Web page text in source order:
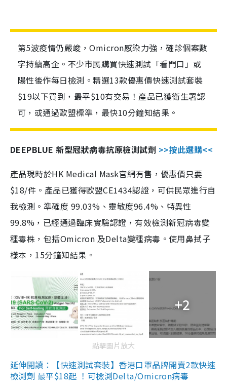
第5波疫情仍嚴峻，Omicron感染力強，確診個案數
字持續高企。不少市民購買快速測試「看門口」或
陽性後作每日檢測。精選13款優惠價快速測試套裝
$19以下買到，最平$10有交易！產品已獲衛生署認
可，或通過歐盟標準，最快10分鐘知結果。
DEEPBLUE 新型冠狀病毒抗原檢測試劑 >>按此選購<<
產品現時於HK Medical Mask官網有售，優惠價只要
$18/件。產品已獲得歐盟CE1434認證，可供民眾進行自
我檢測。準確度 99.03%、靈敏度96.4%、特異性
99.8%，已經通過臨床實驗認證，有效檢測新冠病毒變
種毒株，包括Omicron 及Delta變種病毒。使用鼻拭子
樣本，15分鐘知結果。
+2
點擊圖片放大
延伸閱讀：【快速測試套裝】香港口罩品牌開賣2款快速
檢測劑 最平$18起 ！可檢測Delta/Omicron病毒